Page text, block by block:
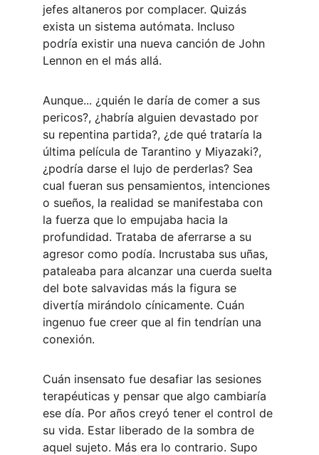
jefes altaneros por complacer. Quizás
exista un sistema autómata. Incluso
podría existir una nueva canción de John
Lennon en el más allá.
Aunque... ¿quién le daría de comer a sus
pericos?, ¿habría alguien devastado por
su repentina partida?, ¿de qué trataría la
última película de Tarantino y Miyazaki?,
¿podría darse el lujo de perderlas? Sea
cual fueran sus pensamientos, intenciones
o sueños, la realidad se manifestaba con
la fuerza que lo empujaba hacia la
profundidad. Trataba de aferrarse a su
agresor como podía. Incrustaba sus uñas,
pataleaba para alcanzar una cuerda suelta
del bote salvavidas más la figura se
divertía mirándolo cínicamente. Cuán
ingenuo fue creer que al fin tendrían una
conexión.
Cuán insensato fue desafiar las sesiones
terapéuticas y pensar que algo cambiaría
ese día. Por años creyó tener el control de
su vida. Estar liberado de la sombra de
aquel sujeto. Más era lo contrario. Supo